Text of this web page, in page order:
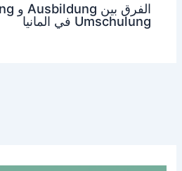
Umschulung في المانيا